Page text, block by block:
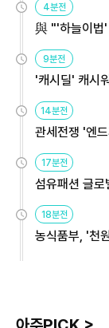
4분전
與 "'하늘이법'
9분전
'캐시딜' 캐시
14분전
관세전쟁 '엔
17분전
섬유패션 글
18분전
농식품부, '천